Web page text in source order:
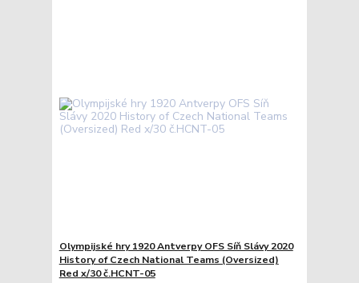
Olympijské hry 1920 Antverpy OFS Síň Slávy 2020
History of Czech National Teams (Oversized)
Red x/30 č.HCNT-05